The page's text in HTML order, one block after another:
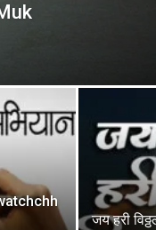
जय हरी